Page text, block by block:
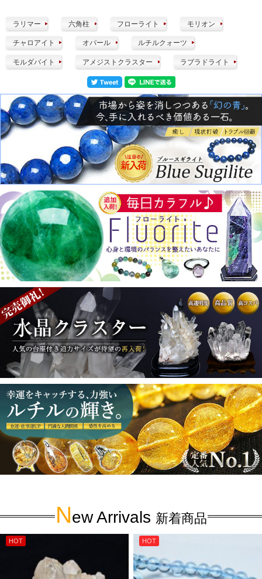
ラリマー 六角柱 フローライト モリオン
チャロアイト オパール ルチルクォーツ
モルダバイト アメジストクラスター ラブラドライト